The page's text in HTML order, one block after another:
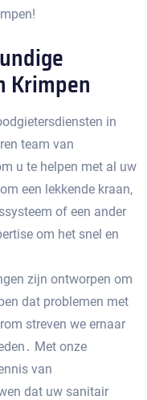
Krimpen
in
team van
u te helpen met al uw
een ​​lekkende kraan,
of een ander
om het snel en
zijn ontworpen om
dat problemen met
streven we ernaar
Met onze
van
dat uw sanitair